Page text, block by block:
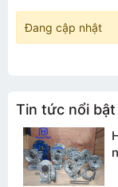
Đang cập nhật
Tin tức nổi bật